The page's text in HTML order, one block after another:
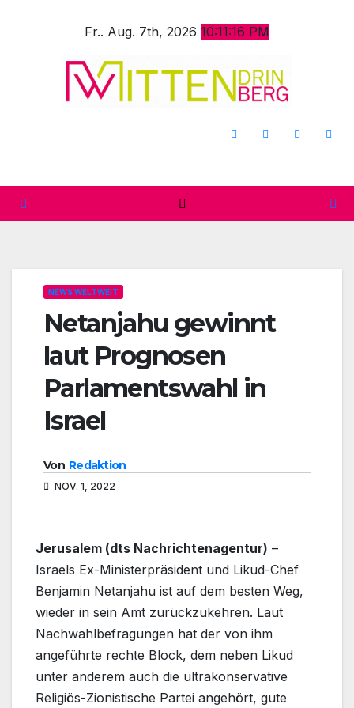
Fr.. Aug. 7th, 2026 10:11:18 PM
NEWS WELTWEIT
Netanjahu gewinnt
laut Prognosen
Parlamentswahl in
Israel
Von Redaktion
NOV. 1, 2022
Jerusalem (dts Nachrichtenagentur) –
Israels Ex-Ministerpräsident und Likud-Chef
Benjamin Netanjahu ist auf dem besten Weg,
wieder in sein Amt zurückzukehren. Laut
Nachwahlbefragungen hat der von ihm
angeführte rechte Block, dem neben Likud
unter anderem auch die ultrakonservative
Religiös-Zionistische Partei angehört, gute